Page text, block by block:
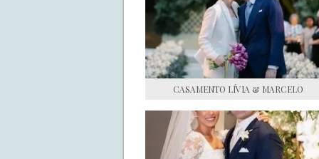
CASAMENTO LÍVIA & MARCELO